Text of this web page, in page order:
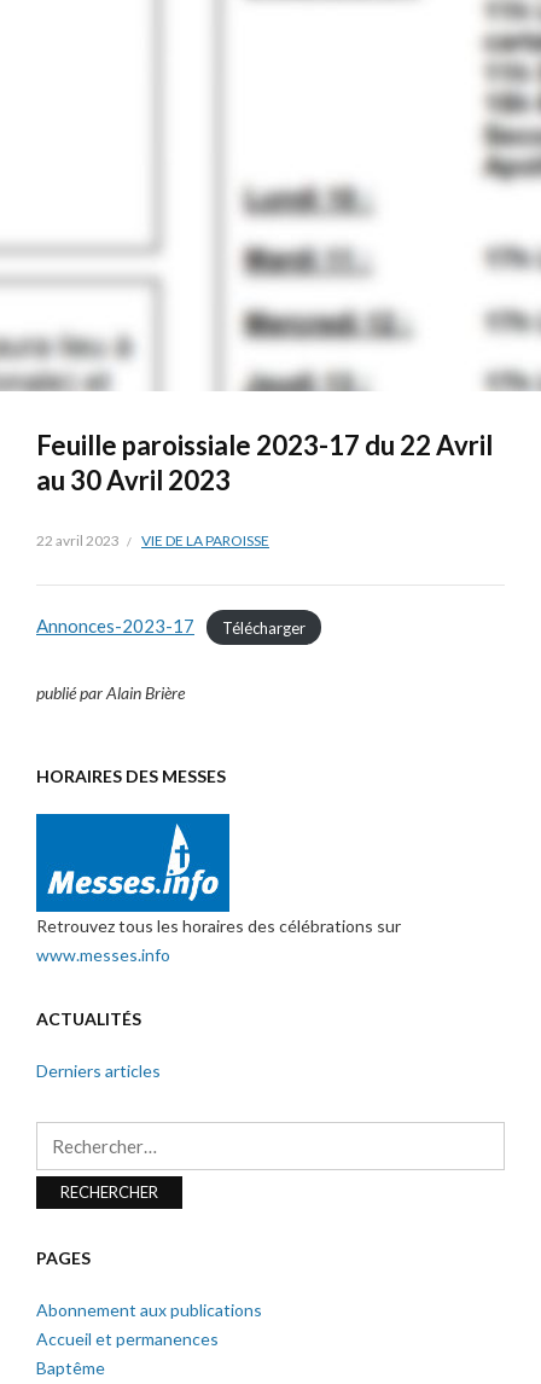
Feuille paroissiale 2023-17 du 22 Avril
au 30 Avril 2023
22 avril 2023 VIE DE LA PAROISSE
Annonces-2023-17 Télécharger
publié par Alain Brière
HORAIRES DES MESSES
Retrouvez tous les horaires des célébrations sur
www.messes.info
ACTUALITÉS
Derniers articles
PAGES
Abonnement aux publications
Accueil et permanences
Baptême